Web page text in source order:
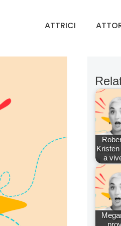
ATTRICI
a